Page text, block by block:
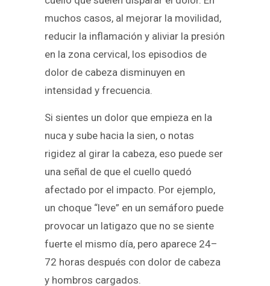
muchos casos, al mejorar la movilidad,
reducir la inflamación y aliviar la presión
en la zona cervical, los episodios de
dolor de cabeza disminuyen en
intensidad y frecuencia.
Si sientes un dolor que empieza en la
nuca y sube hacia la sien, o notas
rigidez al girar la cabeza, eso puede ser
una señal de que el cuello quedó
afectado por el impacto. Por ejemplo,
un choque “leve” en un semáforo puede
provocar un latigazo que no se siente
fuerte el mismo día, pero aparece 24–
72 horas después con dolor de cabeza
y hombros cargados.